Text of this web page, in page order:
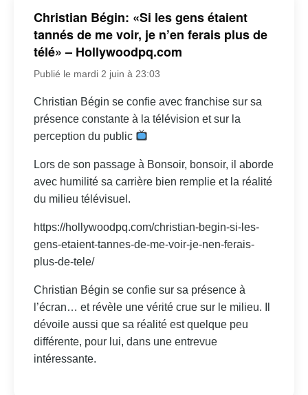
Christian Bégin: «Si les gens étaient
tannés de me voir, je n’en ferais plus de
télé» – Hollywoodpq.com
Publié le mardi 2 juin à 23:03
Christian Bégin se confie avec franchise sur sa
présence constante à la télévision et sur la
perception du public
Lors de son passage à Bonsoir, bonsoir, il aborde
avec humilité sa carrière bien remplie et la réalité
du milieu télévisuel.
https://hollywoodpq.com/christian-begin-si-les-
gens-etaient-tannes-de-me-voir-je-nen-ferais-
plus-de-tele/
Christian Bégin se confie sur sa présence à
l’écran… et révèle une vérité crue sur le milieu. Il
dévoile aussi que sa réalité est quelque peu
différente, pour lui, dans une entrevue
intéressante.